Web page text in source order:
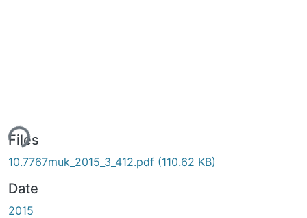
Files
10.7767muk_2015_3_412.pdf (110.62 KB)
Date
2015